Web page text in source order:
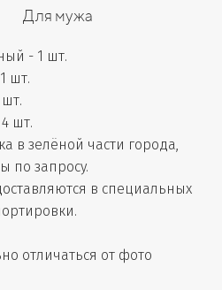
Для мужа
- 1 шт.
шт.
шт.
в зелёной части города,
по запросу.
в специальных
отличаться от фото